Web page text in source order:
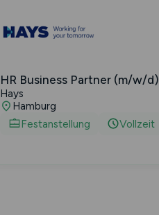
HR Business Partner (m/w/d)
Hays
Hamburg
Festanstellung
Vollzeit